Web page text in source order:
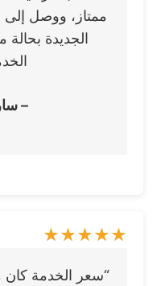
ممتاز، ووصل إلى
الجديدة
–
“سعر الخدمة كان